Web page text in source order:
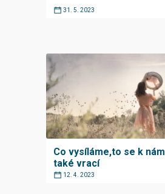
31. 5. 2023
Co vysíláme,to se k nám
také vrací
12. 4. 2023